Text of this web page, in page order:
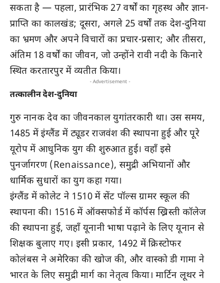
सकता है — पहला, प्रारंभिक 27 वर्षों का गृहस्थ और ज्ञान-
प्राप्ति का कालखंड; दूसरा, अगले 25 वर्षों तक देश-दुनिया
का भ्रमण और अपने विचारों का प्रचार-प्रसार; और तीसरा,
अंतिम 18 वर्षों का जीवन, जो उन्होंने रावी नदी के किनारे
स्थित करतारपुर में व्यतीत किया।
- Advertisement -
तत्कालीन देश-दुनिया
गुरु नानक देव का जीवनकाल युगांतरकारी था। उस समय,
1485 में इंग्लैंड में ट्यूडर राजवंश की स्थापना हुई और पूरे
यूरोप में आधुनिक युग की शुरुआत हुई। वहाँ इसे
पुनर्जागरण (Renaissance), समुद्री अभियानों और
धार्मिक सुधारों का युग कहा गया।
इंग्लैंड में कोलेट ने 1510 में सेंट पॉल्स ग्रामर स्कूल की
स्थापना की। 1516 में ऑक्सफोर्ड में कॉर्पस ख्रिस्ती कॉलेज
की स्थापना हुई, जहाँ यूनानी भाषा पढ़ाने के लिए यूनान से
शिक्षक बुलाए गए। इसी प्रकार, 1492 में क्रिस्टोफर
कोलंबस ने अमेरिका की खोज की, और वास्को डी गामा ने
भारत के लिए समुद्री मार्ग का नेतृत्व किया। मार्टिन लूथर ने